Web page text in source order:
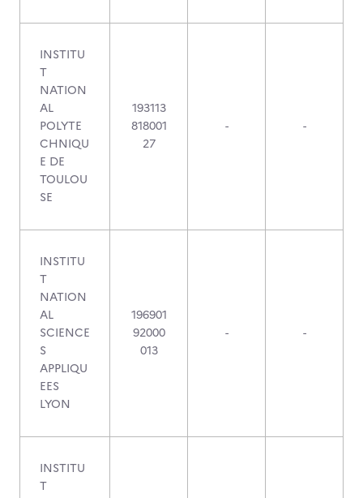
INSTITU
T
NATION
AL
POLYTE
CHNIQU
E DE
TOULOU
SE
193113
818001
27
- -
INSTITU
T
NATION
AL
SCIENCE
S
APPLIQU
EES
LYON
196901
92000
013
- -
INSTITU
T